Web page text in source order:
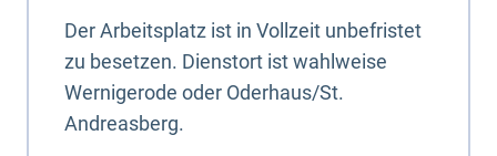
Der Arbeitsplatz ist in Vollzeit unbefristet
zu besetzen. Dienstort ist wahlweise
Wernigerode oder Oderhaus/St.
Andreasberg.